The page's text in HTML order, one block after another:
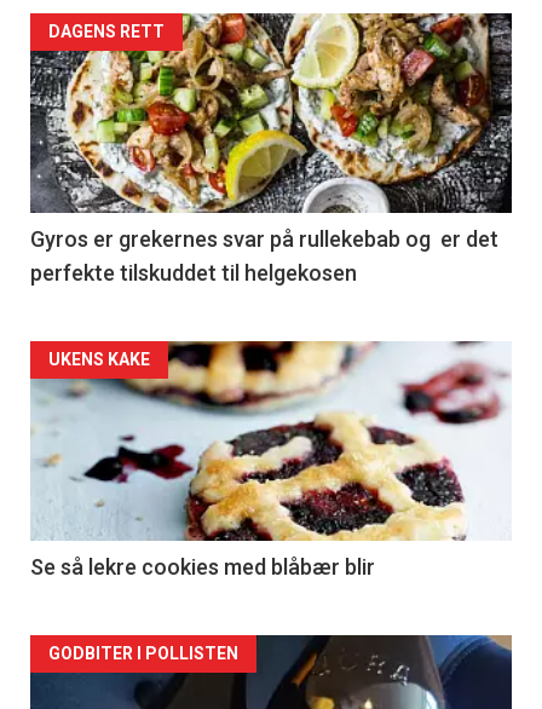
DAGENS RETT
Gyros er grekernes svar på rullekebab og er det
perfekte tilskuddet til helgekosen
Forsiden
akkurat
nå
2
UKENS KAKE
Se så lekre cookies med blåbær blir
Forsiden
GODBITER I POLLISTEN